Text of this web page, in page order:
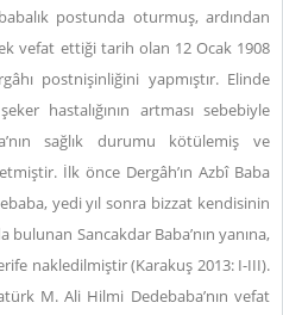
postunda oturmuş, ardından
vefat ettiği tarih olan 12 Ocak 1908
postnişinliğini yapmıştır. Elinde
hastalığının artması sebebiyle
sağlık durumu kötülemiş ve
İlk önce Dergâh’ın Azbî Baba
yedi yıl sonra bizzat kendisinin
bulunan Sancakdar Baba’nın yanına,
nakledilmiştir (Karakuş 2013: I-III).
M. Ali Hilmi Dedebaba’nın vefat